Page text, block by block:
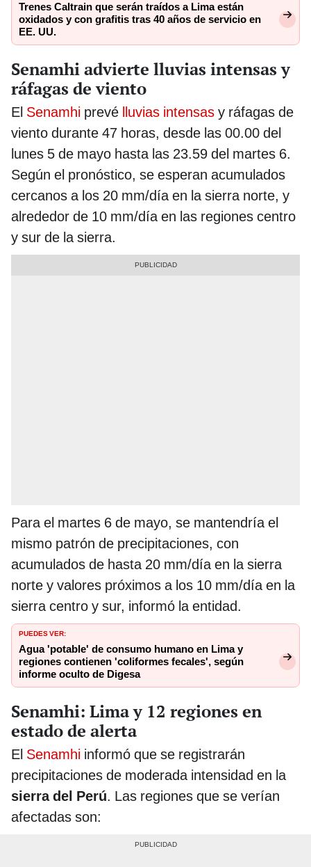
Trenes Caltrain que serán traídos a Lima están
oxidados y con grafitis tras 40 años de servicio en
EE. UU.
Senamhi advierte lluvias intensas y
ráfagas de viento
El Senamhi prevé lluvias intensas y ráfagas de
viento durante 47 horas, desde las 00.00 del
lunes 5 de mayo hasta las 23.59 del martes 6.
Según el pronóstico, se esperan acumulados
cercanos a los 20 mm/día en la sierra norte, y
alrededor de 10 mm/día en las regiones centro
y sur de la sierra.
Para el martes 6 de mayo, se mantendría el
mismo patrón de precipitaciones, con
acumulados de hasta 20 mm/día en la sierra
norte y valores próximos a los 10 mm/día en la
sierra centro y sur, informó la entidad.
PUEDES VER:
Agua 'potable' de consumo humano en Lima y
regiones contienen 'coliformes fecales', según
informe oculto de Digesa
Senamhi: Lima y 12 regiones en
estado de alerta
El Senamhi informó que se registrarán
precipitaciones de moderada intensidad en la
sierra del Perú. Las regiones que se verían
afectadas son: